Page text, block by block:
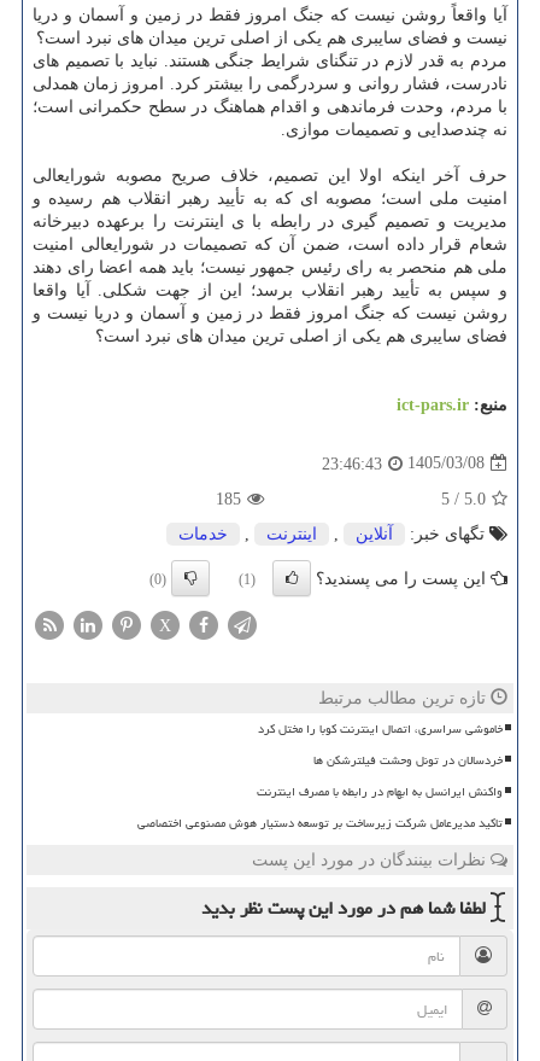
آیا واقعاً روشن نیست که جنگ امروز فقط در زمین و آسمان و دریا
نیست و فضای سایبری هم یکی از اصلی ترین میدان های نبرد است؟
مردم به قدر لازم در تنگنای شرایط جنگی هستند. نباید با تصمیم های
نادرست، فشار روانی و سردرگمی را بیشتر کرد. امروز زمان همدلی
با مردم، وحدت فرماندهی و اقدام هماهنگ در سطح حکمرانی است؛
نه چندصدایی و تصمیمات موازی.
حرف آخر اینکه اولا این تصمیم، خلاف صریح مصوبه شورایعالی
امنیت ملی است؛ مصوبه ای که به تأیید رهبر انقلاب هم رسیده و
مدیریت و تصمیم گیری در رابطه با ی اینترنت را برعهده دبیرخانه
شعام قرار داده است، ضمن آن که تصمیمات در شورایعالی امنیت
ملی هم منحصر به رای رئیس جمهور نیست؛ باید همه اعضا رای دهند
و سپس به تأیید رهبر انقلاب برسد؛ این از جهت شکلی. آیا واقعا
روشن نیست که جنگ امروز فقط در زمین و آسمان و دریا نیست و
فضای سایبری هم یکی از اصلی ترین میدان های نبرد است؟
منبع: ict-pars.ir
1405/03/08
23:46:43
5.0
/
5
185
تگهای خبر:
آنلاین , اینترنت , خدمات
این پست را می پسندید؟ (1)
(0)
X
تازه ترین مطالب مرتبط
خاموشی سراسری، اتصال اینترنت کوبا را مختل کرد
خردسالان در تونل وحشت فیلترشکن ها
واکنش ایرانسل به ابهام در رابطه با مصرف اینترنت
تاکید مدیرعامل شرکت زیرساخت بر توسعه دستیار هوش مصنوعی اختصاصی
نظرات بینندگان در مورد این پست
لطفا شما همدر مورد این پستنظر بدید